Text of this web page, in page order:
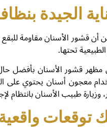
أن قشور الأسنان مقاومة
تحتها.
قشور الأسنان بأفضل
معجون أسنان يحتوي على
طبيب الأسنان بانتظام